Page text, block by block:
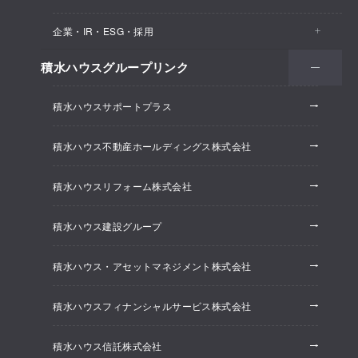
保育所・教育支援施設
オフィス・事務所
建築実例
オフィス系開発事業
ホテル系開発事業
大規模開発事業
賃貸マンション開発事業
企業・IR・ESG・採用
会社情報
株主・投資家情報
ESG経営
研究開発
採用情報
ニュースリリース
積水ハウスグループリンク
積水ハウスサポートプラス
積水ハウス不動産ホールディングス株式会社
積水ハウスリフォーム株式会社
積水ハウス建設グループ
積水ハウス・アセットマネジメント株式会社
積水ハウスフィナンシャルサービス株式会社
積水ハウス信託株式会社